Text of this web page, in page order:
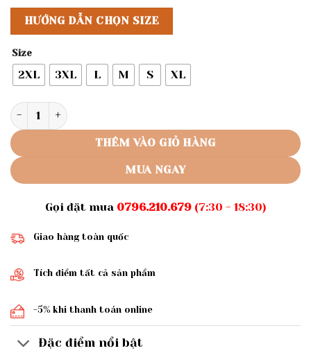
HƯỚNG DẪN CHỌN SIZE
Size
2XL 3XL L M S XL
Rập giấy A0 mã 1274 - đầm suông tay phồng số lượng
THÊM VÀO GIỎ HÀNG
MUA NGAY
Gọi đặt mua 0796.210.679(7:30 - 18:30)
Giao hàng toàn quốc
Tích điểm tất cả sản phẩm
-5% khi thanh toán online
Đặc điểm nổi bật